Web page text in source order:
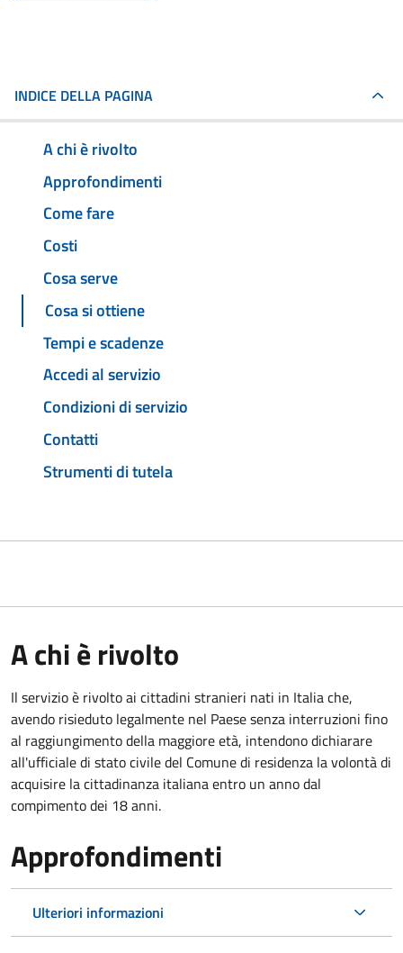
INDICE DELLA PAGINA
A chi è rivolto
Approfondimenti
Come fare
Costi
Cosa serve
Cosa si ottiene
Tempi e scadenze
Accedi al servizio
Condizioni di servizio
Contatti
Strumenti di tutela
A chi è rivolto
Il servizio è rivolto ai cittadini stranieri nati in Italia che,
avendo risieduto legalmente nel Paese senza interruzioni fino
al raggiungimento della maggiore età, intendono dichiarare
all'ufficiale di stato civile del Comune di residenza la volontà di
acquisire la cittadinanza italiana entro un anno dal
compimento dei 18 anni.
Approfondimenti
Ulteriori informazioni